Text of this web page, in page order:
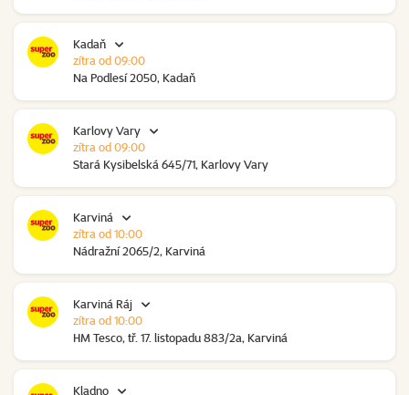
Kadaň
Na Podlesí 2050, Kadaň
zítra od 09:00
Karlovy Vary
Stará Kysibelská 645/71, Karlovy Vary
zítra od 09:00
Karviná
Nádražní 2065/2, Karviná
zítra od 10:00
Karviná Ráj
HM Tesco, tř. 17. listopadu 883/2a, Karviná
zítra od 10:00
Kladno